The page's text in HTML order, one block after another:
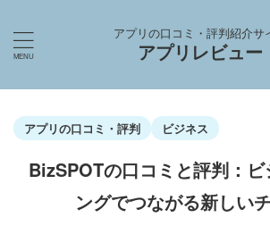
アプリの口コミ・評判紹介サ
アプリレビュー
アプリの口コミ・評判 ビジネス
BizSPOTの口コミと評判：
ングでつながる新しい